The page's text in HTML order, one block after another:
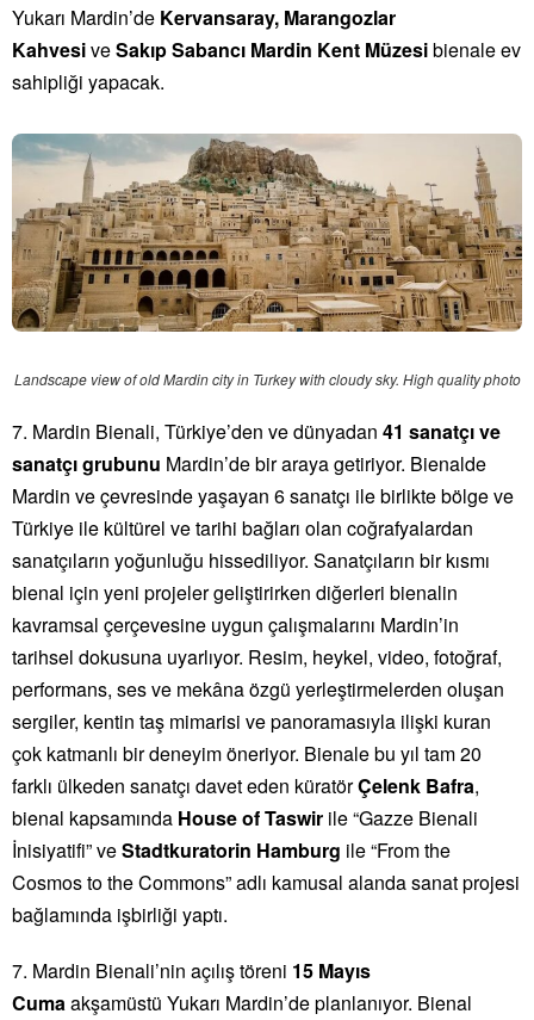
Yukarı Mardin’de Kervansaray, Marangozlar
KahvesiveSakıp Sabancı Mardin Kent Müzesibienale ev
sahipliği yapacak.
Landscape view of old Mardin city in Turkey with cloudy sky. High quality photo
7. Mardin Bienali, Türkiye’den ve dünyadan 41 sanatçı ve
sanatçı grubunu Mardin’de bir araya getiriyor. Bienalde
Mardin ve çevresinde yaşayan 6 sanatçı ile birlikte bölge ve
Türkiye ile kültürel ve tarihi bağları olan coğrafyalardan
sanatçıların yoğunluğu hissediliyor. Sanatçıların bir kısmı
bienal için yeni projeler geliştirirken diğerleri bienalin
kavramsal çerçevesine uygun çalışmalarını Mardin’in
tarihsel dokusuna uyarlıyor. Resim, heykel, video, fotoğraf,
performans, ses ve mekâna özgü yerleştirmelerden oluşan
sergiler, kentin taş mimarisi ve panoramasıyla ilişki kuran
çok katmanlı bir deneyim öneriyor. Bienale bu yıl tam 20
farklı ülkeden sanatçı davet eden küratörÇelenk Bafra,
bienal kapsamında House of Taswir ile “Gazze Bienali
İnisiyatifi” veStadtkuratorin Hamburg ile “From the
Cosmos to the Commons” adlı kamusal alanda sanat projesi
bağlamında işbirliği yaptı.
7. Mardin Bienali’nin açılış töreni 15 Mayıs
Cumaakşamüstü Yukarı Mardin’de planlanıyor. Bienal